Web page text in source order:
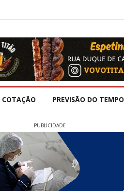
COTAÇÃO PREVISÃO DO TEMPO
PUBLICIDADE